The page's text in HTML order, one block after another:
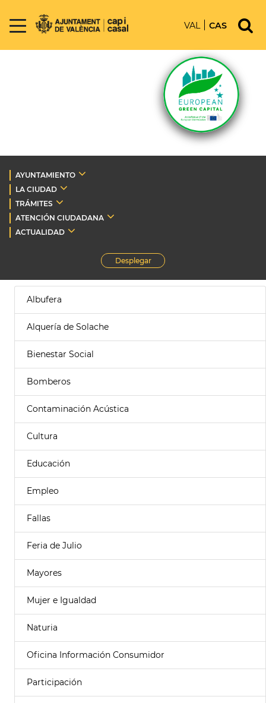
VAL CAS
AYUNTAMIENTO
LA CIUDAD
TRÁMITES
ATENCIÓN CIUDADANA
ACTUALIDAD
Desplegar
Albufera
Alquería de Solache
Bienestar Social
Bomberos
Contaminación Acústica
Cultura
Educación
Empleo
Fallas
Feria de Julio
Mayores
Mujer e Igualdad
Naturia
Oficina Información Consumidor
Participación